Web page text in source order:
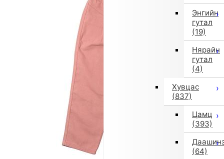
Энгийн
гутал
(19)
Нярайн
гутал
(4)
Хувцас
(837)
Цамц
(393)
(64)